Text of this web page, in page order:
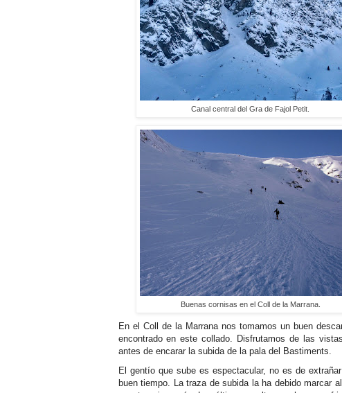
Canal central del Gra de Fajol Petit.
Buenas cornisas en el Coll de la Marrana.
En el Coll de la Marrana nos tomamos un buen
encontrado en este collado. Disfrutamos de las
antes de encarar la subida de la pala del Bastiments.
El gentío que sube es espectacular, no es de
buen tiempo. La traza de subida la ha debido marcar